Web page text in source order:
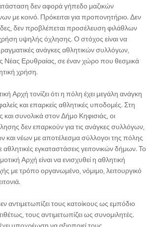
δεν αφορά γήπεδο μαζικών
με κοινό. Πρόκειται για προπονητήριο. Δεν
δεν προβλέπεται προσέλευση φιλάθλων
χρήση υψηλής όχλησης. Ο στόχος είναι να
ανάγκες αθλητικών συλλόγων,
Νέας Ερυθραίας, σε έναν χώρο που θεσμικά
χρήση.
Αρχή τονίζει ότι η πόλη έχει μεγάλη ανάγκη
και επαρκείς αθλητικές υποδομές. Στη
συνολικά στον Δήμο Κηφισιάς, οι
δεν επαρκούν για τις ανάγκες συλλόγων,
και νέων με αποτέλεσμα σύλλογοι της πόλης
εγκαταστάσεις γειτονικών δήμων. Το
Αρχή είναι να ενισχυθεί η αθλητική
με τρόπο οργανωμένο, νόμιμο, λειτουργικό
αντιμετωπίζει τους κατοίκους ως εμπόδιο
τους αντιμετωπίζει ως συνομιλητές.